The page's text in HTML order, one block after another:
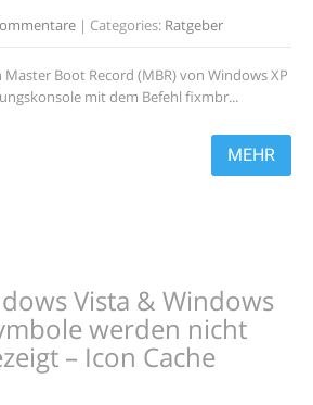
| Categories: Ratgeber
Boot Record (MBR) von Windows XP
mit dem Befehl fixmbr...
MEHR
Vista & Windows
werden nicht
– Icon Cache